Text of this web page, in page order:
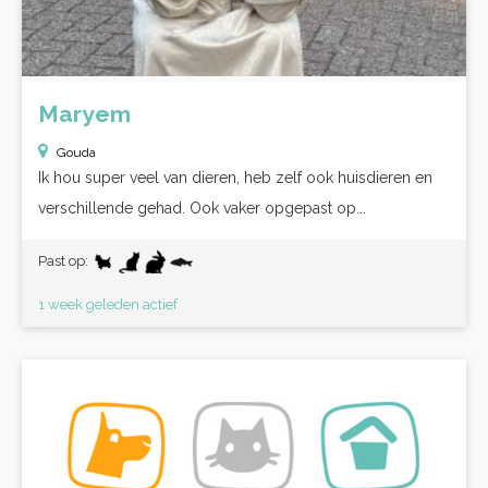
Maryem
Gouda
Ik hou super veel van dieren, heb zelf ook huisdieren en
verschillende gehad. Ook vaker opgepast op...
Past op:
1 week geleden actief